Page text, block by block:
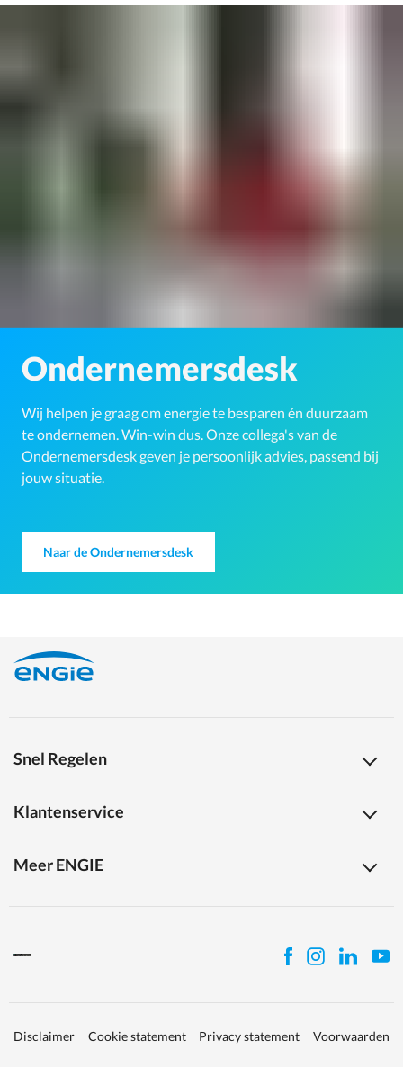
Ondernemersdesk
Wij helpen je graag om energie te besparen én duurzaam
te ondernemen. Win-win dus. Onze collega's van de
Ondernemersdesk geven je persoonlijk advies, passend bij
jouw situatie.
Naar de Ondernemersdesk
Snel Regelen
Klantenservice
Meer ENGIE
Disclaimer Cookie statement Privacy statement Voorwaarden